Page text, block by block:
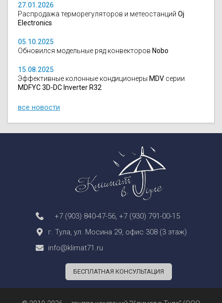
27.01.2026
Распродажа терморегуляторов и метеостанций Oj
Electronics
05.10.2025
Обновился модельные ряд конвекторов Nobo
15.08.2025
Эффективные колонные кондиционеры MDV серии
MDFYC 3D-DC Inverter R32
все новости
+7 (903) 840-47-56 +7 (930) 791-00-15
г. Тула, ул. Мосина 29, офис 308 (3 этаж)
info@klimat71.ru
БЕСПЛАТНАЯ КОНСУЛЬТАЦИЯ